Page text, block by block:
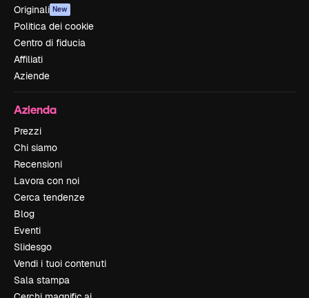
Originali New
Politica dei cookie
Centro di fiducia
Affiliati
Aziende
Azienda
Prezzi
Chi siamo
Recensioni
Lavora con noi
Cerca tendenze
Blog
Eventi
Slidesgo
Vendi i tuoi contenuti
Sala stampa